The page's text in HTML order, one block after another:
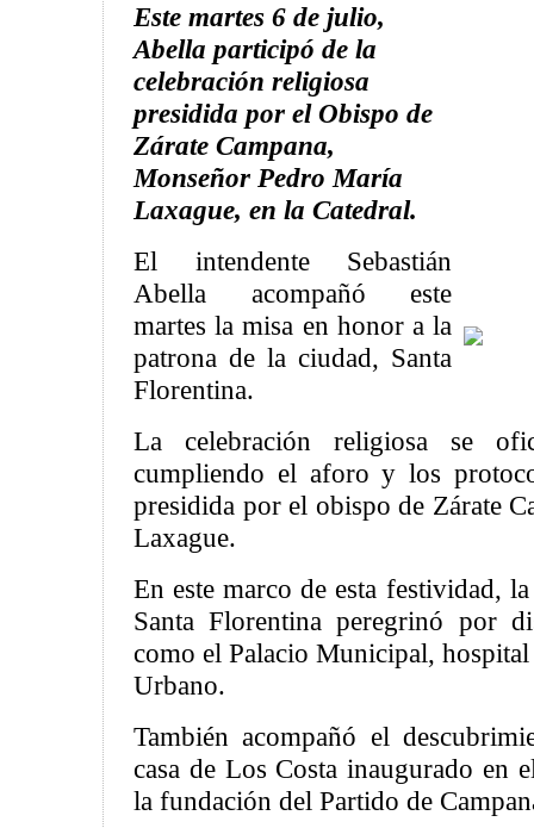
Este martes 6 de julio,
Abella participó de la
celebración religiosa
presidida por el Obispo de
Zárate Campana,
Monseñor Pedro María
Laxague, en la Catedral.
El intendente Sebastián
Abella acompañó este
martes la misa en honor a la
patrona de la ciudad, Santa
Florentina.
La celebración religiosa se
cumpliendo el aforo y los
presidida por el obispo de Zárate
Laxague.
En este marco de esta festividad,
Santa Florentina peregrinó por
como el Palacio Municipal, hospital
Urbano.
También acompañó el
casa de Los Costa inaugurado en
la fundación del Partido de